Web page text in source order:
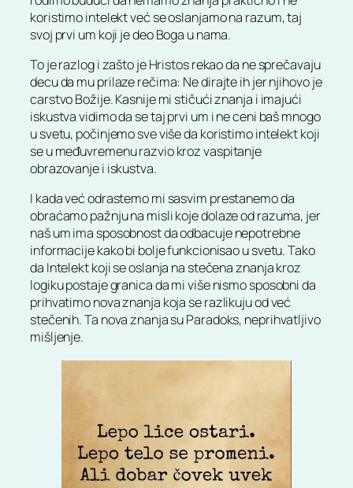
koristimo intelekt već se oslanjamo na razum, taj
svoj prvi um koji je deo Boga u nama.
To je razlog i zašto je Hristos rekao da ne sprečavaju
decu da mu prilaze rečima: Ne dirajte ih jer njihovo je
carstvo Božije. Kasnije mi stičući znanja i imajući
iskustva vidimo da se taj prvi um i ne ceni baš mnogo
u svetu, počinjemo sve više da koristimo intelekt koji
se u međuvremenu razvio kroz vaspitanje
obrazovanje i iskustva.
I kada već odrastemo mi sasvim prestanemo da
obraćamo pažnju na misli koje dolaze od razuma, jer
naš um ima sposobnost da odbacuje nepotrebne
informacije kako bi bolje funkcionisao u svetu. Tako
da Intelekt koji se oslanja na stečena znanja kroz
logiku postaje granica da mi više nismo sposobni da
prihvatimo nova znanja koja se razlikuju od već
stečenih. Ta nova znanja su Paradoks, neprihvatljivo
mišljenje.